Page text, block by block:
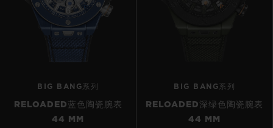
BIG BANG系列
RELOADED蓝色陶瓷腕表
44 MM
BIG BANG系列
RELOADED深绿色陶瓷腕表
44 MM